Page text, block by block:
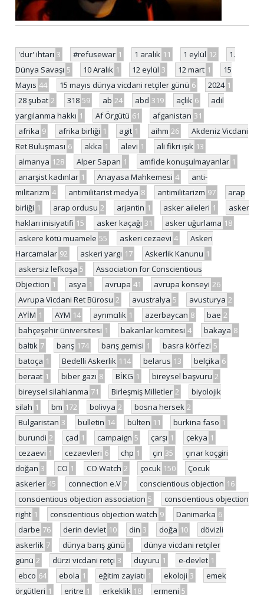
'dur' ihtarı 3 #refusewar 1 1 aralık 11 1 eylül 12
1.
Dünya Savaşı 5 10 Aralık 1 12 eylül 3 12 mart 1
15
Mayıs 44 15 mayıs dünya vicdani retçiler günü 6 2024 1
28 şubat 2 318 59 ab 24 abd 319 açlık 6
adil
yargılanma hakkı 1 Af Örgütü 61 afganistan 31
afrika 9 afrika birliği 1 agit 1 aihm 26
Akdeniz Vicdani
Ret Buluşması 6 akka 1 alevi 1 ali fikri ışık 13
almanya 128 Alper Sapan 1 amfide konuşulmayanlar 1
anarşist kadınlar 1 Anayasa Mahkemesi 4
anti-
militarizm 4 antimilitarist medya 8 antimilitarizm 97
arap
birliği 1 arap ordusu 2 arjantin 1 asker aileleri 1
asker
hakları inisiyatifi 15 asker kaçağı 31 asker uğurlama 18
askere kötü muamele 55 askeri cezaevi 4
Askeri
Harcamalar 92 askeri yargı 17 Askerlik Kanunu 1
askersiz lefkoşa 5
Association for Conscientious
Objection 1 asya 1 avrupa 41 avrupa konseyi 26
Avrupa Vicdani Ret Bürosu 2 avustralya 5 avusturya 2
AYİM 1 AYM 14 ayrımcılık 1 azerbaycan 8 bae 2
bahçeşehir üniversitesi 1 bakanlar komitesi 4 bakaya 8
baltık 7 barış 174 barış gemisi 1 basra körfezi 5
batoça 1 Bedelli Askerlik 114 belarus 13 belçika 6
beraat 1 biber gazı 8 BİKG 1 bireysel başvuru 2
bireysel silahlanma 71 Birleşmiş Milletler 2
biyolojik
silah 1 bm 172 bolivya 2 bosna hersek 2
Bulgaristan 3 bulletin 14 bülten 11 burkina faso 1
burundi 2 çad 1 campaign 5 çarşı 1 çekya 1
cezaevi 1 cezaevleri 6 chp 1 çin 35
çınar koçgiri
doğan 3 CO 1 CO Watch 2 çocuk 150
Çocuk
askerler 45 connection e.V 7 conscientious objection 16
conscientious objection association 5
conscientious objection
right 1 conscientious objection watch 9 Danimarka 6
darbe 76 derin devlet 10 din 3 doğa 10
dövizli
askerlik 7 dünya barış günü 1
dünya vicdani retçiler
günü 2 dürzi vicdani retçi 3 duyuru 1 e-devlet 1
ebco 64 ebola 1 eğitim zayiatı 1 ekoloji 3
emek
örgütleri 1 eritre 1 erkeklik 18 ermeni 5